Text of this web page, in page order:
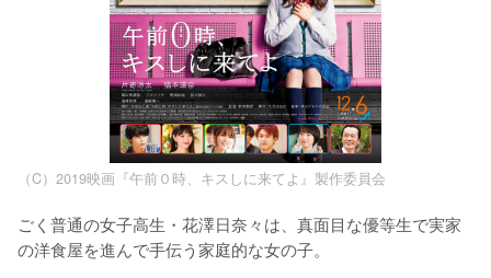
（C）2019映画『午前０時、キスしに来てよ』製作委員会
ごく普通の女子高生・花澤日奈々は、真面目な優等生で実家
の洋食屋を進んで手伝う家庭的な女の子。